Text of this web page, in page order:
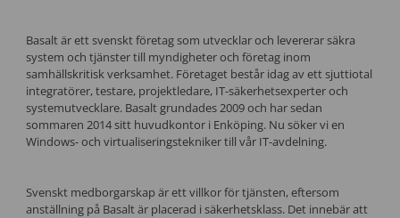
Basalt är ett svenskt företag som utvecklar och levererar säkra
system och tjänster till myndigheter och företag inom
samhällskritisk verksamhet. Företaget består idag av ett sjuttiotal
integratörer, testare, projektledare, IT-säkerhetsexperter och
systemutvecklare. Basalt grundades 2009 och har sedan
sommaren 2014 sitt huvudkontor i Enköping. Nu söker vi en
Windows- och virtualiseringstekniker till vår IT-avdelning.
Svenskt medborgarskap är ett villkor för tjänsten, eftersom
anställning på Basalt är placerad i säkerhetsklass. Det innebär att